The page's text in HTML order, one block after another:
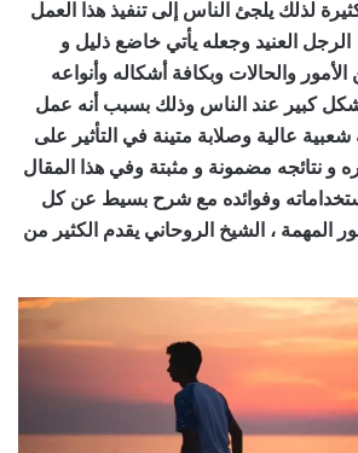
لذلك يلجئ الناس إلى تنفيذ هذا العمل
الرجل العنيد وجعله يأتي خاضع ذليل و
والحالات وبكافة أشكاله وأنواعه
كبير عند الناس وذلك بسبب أنه عمل
عالية وصلابة متينة في التأثير على
و نتائجه مضمونة و مثبتة وفي هذا المقال
وفوائده مع شرح بسيط عن كل
المهمة ، الشيخ الروحاني يقدم الكثير من